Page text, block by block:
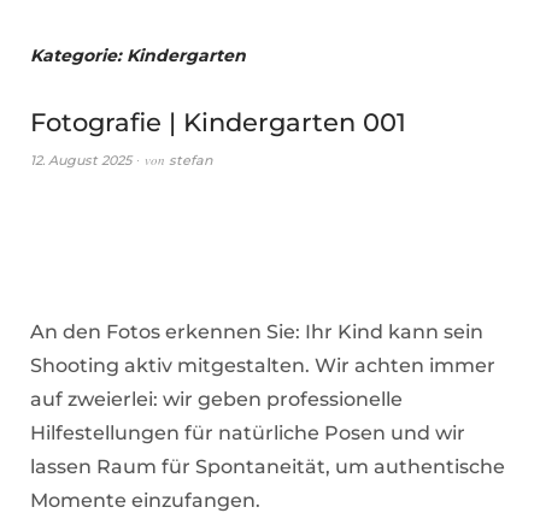
Kategorie: Kindergarten
Fotografie | Kindergarten 001
12. August 2025 von stefan
An den Fotos erkennen Sie: Ihr Kind kann sein
Shooting aktiv mitgestalten. Wir achten immer
auf zweierlei: wir geben professionelle
Hilfestellungen für natürliche Posen und wir
lassen Raum für Spontaneität, um authentische
Momente einzufangen.